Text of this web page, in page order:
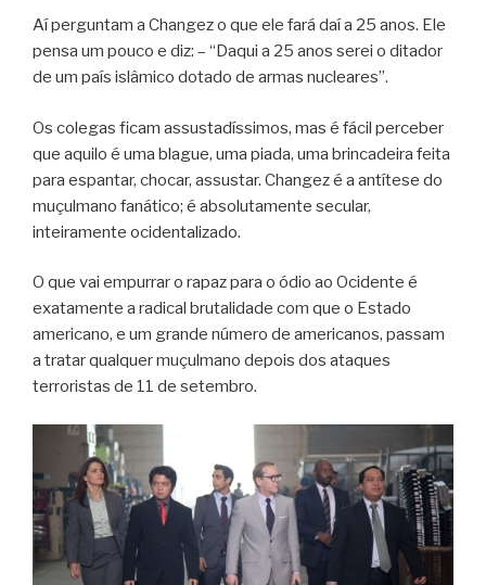
Aí perguntam a Changez o que ele fará daí a 25 anos. Ele
pensa um pouco e diz: – “Daqui a 25 anos serei o ditador
de um país islâmico dotado de armas nucleares”.
Os colegas ficam assustadíssimos, mas é fácil perceber
que aquilo é uma blague, uma piada, uma brincadeira feita
para espantar, chocar, assustar. Changez é a antítese do
muçulmano fanático; é absolutamente secular,
inteiramente ocidentalizado.
O que vai empurrar o rapaz para o ódio ao Ocidente é
exatamente a radical brutalidade com que o Estado
americano, e um grande número de americanos, passam
a tratar qualquer muçulmano depois dos ataques
terroristas de 11 de setembro.